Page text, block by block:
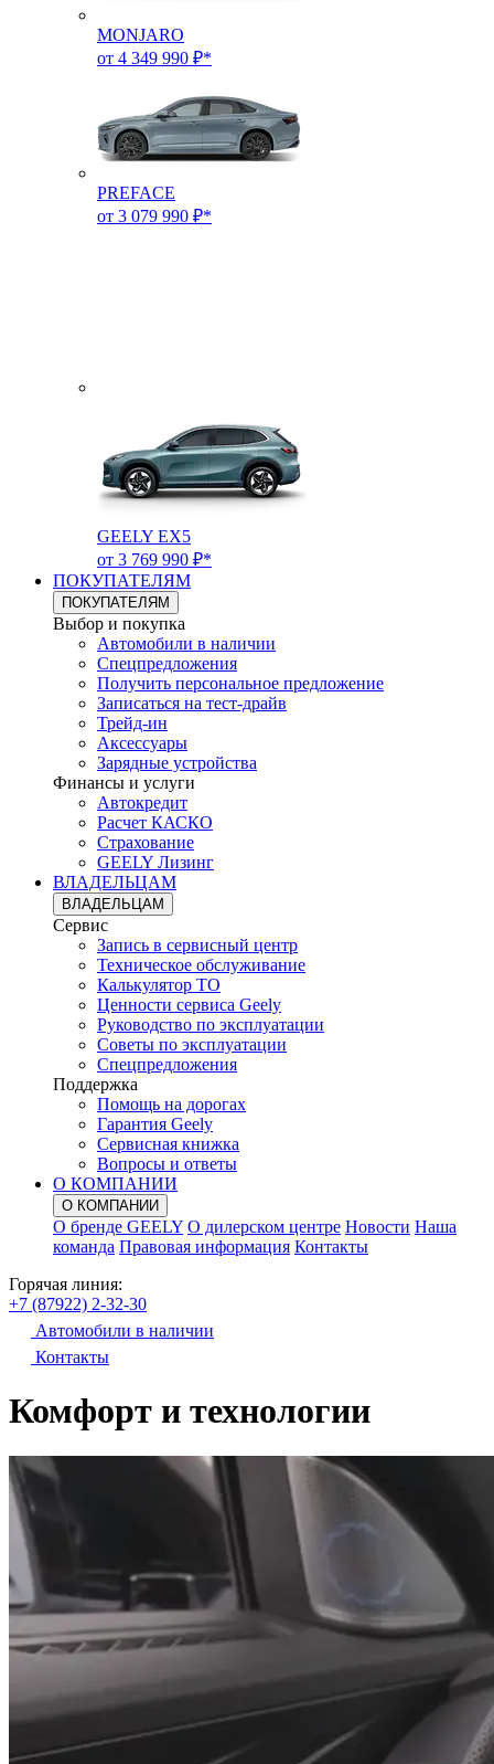
MONJARO
от 4 349 990 ₽*
PREFACE
от 3 079 990 ₽*
GEELY EX5
от 3 769 990 ₽*
ПОКУПАТЕЛЯМ
ПОКУПАТЕЛЯМ
Выбор и покупка
Автомобили в наличии
Спецпредложения
Получить персональное предложение
Записаться на тест-драйв
Трейд-ин
Аксессуары
Зарядные устройства
Финансы и услуги
Автокредит
Расчет КАСКО
Страхование
GEELY Лизинг
ВЛАДЕЛЬЦАМ
ВЛАДЕЛЬЦАМ
Сервис
Запись в сервисный центр
Техническое обслуживание
Калькулятор ТО
Ценности сервиса Geely
Руководство по эксплуатации
Советы по эксплуатации
Спецпредложения
Поддержка
Помощь на дорогах
Гарантия Geely
Сервисная книжка
Вопросы и ответы
О КОМПАНИИ
О КОМПАНИИ
О бренде GEELY О дилерском центре Новости Наша
команда Правовая информация Контакты
Горячая линия:
+7 (87922) 2-32-30
Автомобили в наличии
Контакты
Комфорт и технологии